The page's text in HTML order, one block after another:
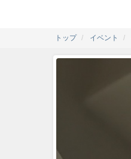
トップ イベント